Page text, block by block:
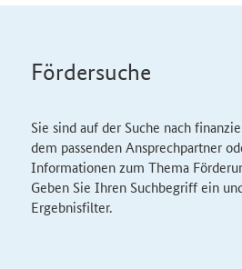
Fördersuche
Sie sind auf der Suche nach
dem passenden Ansprechpartner
Informationen zum Thema
Geben Sie Ihren Suchbegriff ein
Ergebnisfilter.